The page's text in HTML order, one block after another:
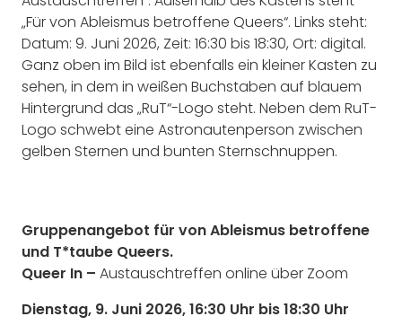
„Für von Ableismus betroffene Queers“. Links steht:
Datum: 9. Juni 2026, Zeit: 16:30 bis 18:30, Ort: digital.
Ganz oben im Bild ist ebenfalls ein kleiner Kasten zu
sehen, in dem in weißen Buchstaben auf blauem
Hintergrund das „RuT“-Logo steht. Neben dem RuT-
Logo schwebt eine Astronautenperson zwischen
gelben Sternen und bunten Sternschnuppen.
Gruppenangebot für von Ableismus betroffene
und T*taube Queers.
Queer In – Austauschtreffen online über Zoom
Dienstag, 9. Juni 2026, 16:30 Uhr bis 18:30 Uhr